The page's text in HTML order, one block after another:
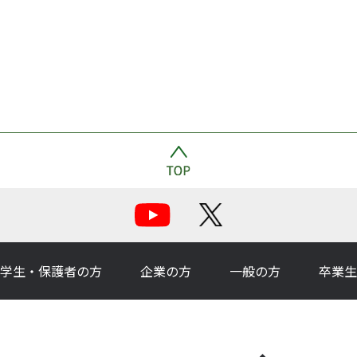
生・保護者の方 企業の方 一般の方 卒業